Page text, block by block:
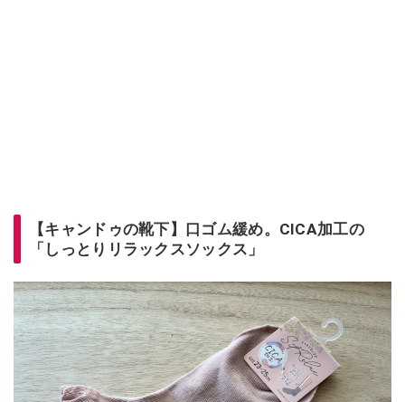
【キャンドゥの靴下】口ゴム緩め。CICA加工の
「しっとりリラックスソックス」